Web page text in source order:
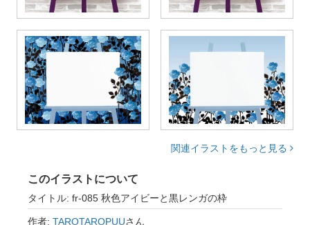
関連イラストをもっと見る
このイラストについて
タイトル: fr-085 秋色アイビーと黒レンガの枠
作者: TAROTAROPUUさん